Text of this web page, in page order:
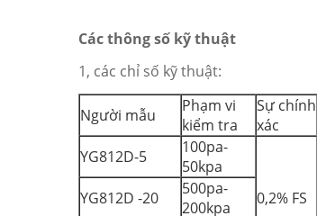
Các thông số kỹ thuật
1, các chỉ số kỹ thuật:
Người mẫu
Phạm vi
kiểm tra
Sự chính
xác
YG812D-5
100pa-
50kpa
0,2% FS
YG812D -20
500pa-
200kpa